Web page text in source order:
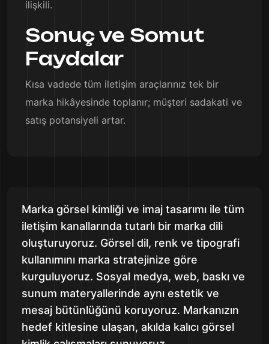
ilişkili.
Sonuç ve Somut
Faydalar
Kısa vadede tüm iletişim araçlarınız tek bir
marka hikâyesinde toplanır; müşteri sadakati ve
satış potansiyeli artar.
Marka görsel kimliği ve imaj tasarımı ile tüm
iletişim kanallarında tutarlı bir marka dili
oluşturuyoruz. Görsel dil, renk ve tipografi
kullanımını marka stratejinize göre
kurguluyoruz. Sosyal medya, web, baskı ve
sunum materyallerinde aynı estetik ve
mesaj bütünlüğünü koruyoruz. Markanızın
hedef kitlesine ulaşan, akılda kalıcı görsel